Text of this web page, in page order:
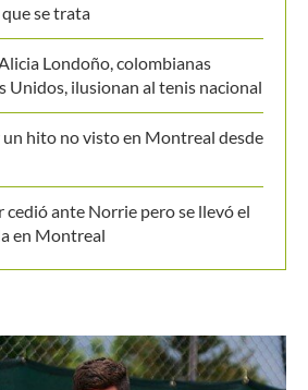
se trata
Londoño, colombianas
Unidos, ilusionan al tenis nacional
un hito no visto en Montreal desde
ante Norrie pero se llevó el
en Montreal